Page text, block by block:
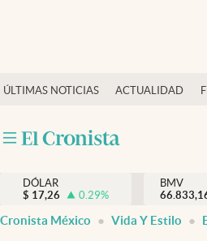
ÚLTIMAS NOTICIAS ACTUALIDAD
Actualidad
Internacionales
Opinión
DÓLAR
$ 17,26 0.29%
BMV
Cronista México Vida Y Estilo